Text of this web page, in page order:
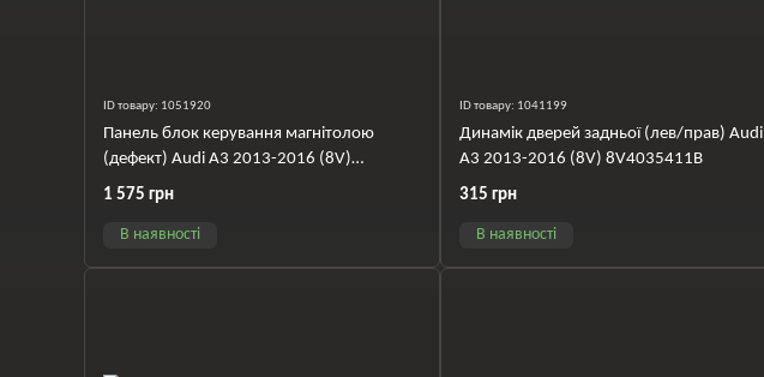
ID товару: 1051920
Панель блок керування магнітолою
(дефект) Audi A3 2013-2016 (8V)
8V0919614L
1 575 грн
В наявності
ID товару: 1041199
Динамік дверей задньої (лев/прав) Audi
A3 2013-2016 (8V) 8V4035411B
315 грн
В наявності